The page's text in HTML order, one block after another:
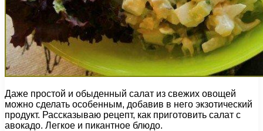
Даже простой и обыденный салат из свежих овощей
можно сделать особенным, добавив в него экзотический
продукт. Рассказываю рецепт, как приготовить салат с
авокадо. Легкое и пикантное блюдо.